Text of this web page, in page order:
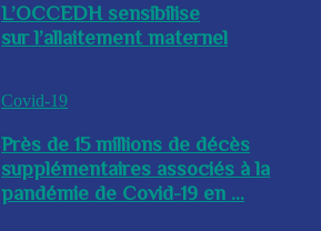
L’OCCEDH sensibilise
sur l’allaitement maternel
Covid-19
Près de 15 millions de décès
supplémentaires associés à la
pandémie de Covid-19 en ...